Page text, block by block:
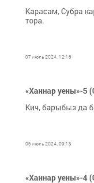
Карасам, Субра
тора.
07 июль 2024, 12:16
«Ханнар уены»-5
Кич, барыбыз да
06 июль 2024, 09:13
«Ханнар уены»-4